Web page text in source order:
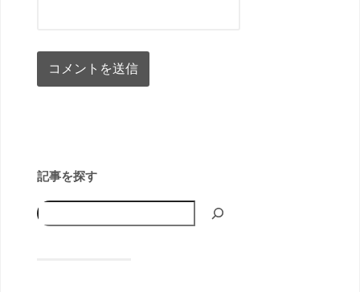
記事を探す